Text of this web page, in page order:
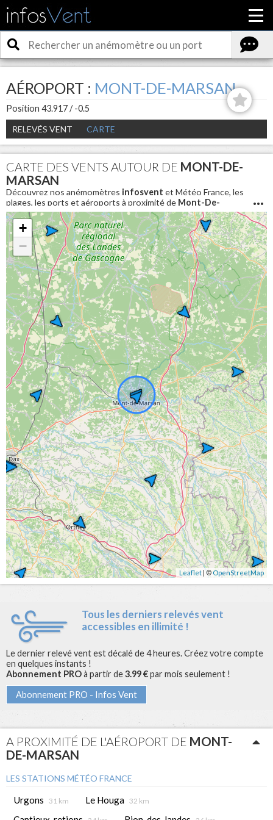
AÉROPORT : MONT-DE-MARSAN
Position 43.917 / -0.5
RELEVÉS VENT
CARTE
CARTE DES VENTS AUTOUR DE MONT-DE-
MARSAN
Découvrez nos anémomètres infosvent et Météo France, les
plages, les ports et aéroports à proximité de Mont-De-
Marsan. Pour connaitre les conditions météo en direct et
avoir la vitesse du vent aujourd'hui autour deMont-De-
Marsan
+
−
Leaflet | © OpenStreetMap
Tous les derniers relevés vent
accessibles en illimité !
Le dernier relevé vent est décalé de 4 heures. Créez votre compte
en quelques instants !
Abonnement PROà partir de3.99 €par mois seulement !
Abonnement PRO - Infos Vent
A PROXIMITÉ DE L'AÉROPORT DE MONT-
DE-MARSAN
LES STATIONS MÉTÉO FRANCE
Urgons 31 km Le Houga 32 km